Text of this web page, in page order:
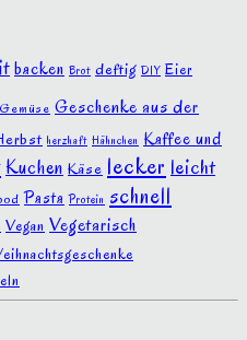
backen Brot deftig DIY Eier
Gemüse Geschenke aus der
herzhaft Hähnchen Kaffee und
Kuchen Käse lecker leicht
Pasta Protein schnell
Vegan Vegetarisch